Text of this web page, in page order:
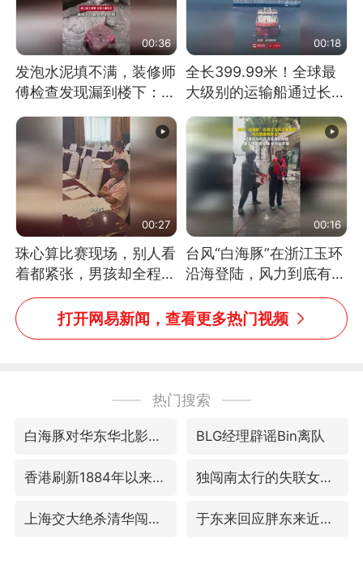
00:36
发泡水泥填不满，装修师
傅检查发现漏到楼下：出
风口未延伸到外墙
00:18
全长399.99米！全球最
大级别的运输船通过长江
大桥这一幕，太震撼了！
00:27
珠心算比赛现场，别人看
着都紧张，男孩却全程气
定神闲、从容作答，最终
拿下冠军。网友：这淡定
的样子，一看就是有实
00:16
台风“白海豚”在浙江玉环
沿海登陆，风力到底有多
大？记者腰上拴着安全
绳，依然站不稳
打开网易新闻，查看更多热门视频
热门搜索
白海豚对华东华北影响会大于巴威 BLG经理辟谣Bin离队
香港刷新1884年以来最高气温纪录 独闯南太行的失联女生最后轨迹已确认
上海交大绝杀清华闯进AUBL总决赛 于东来回应胖东来近25年老店年底关闭